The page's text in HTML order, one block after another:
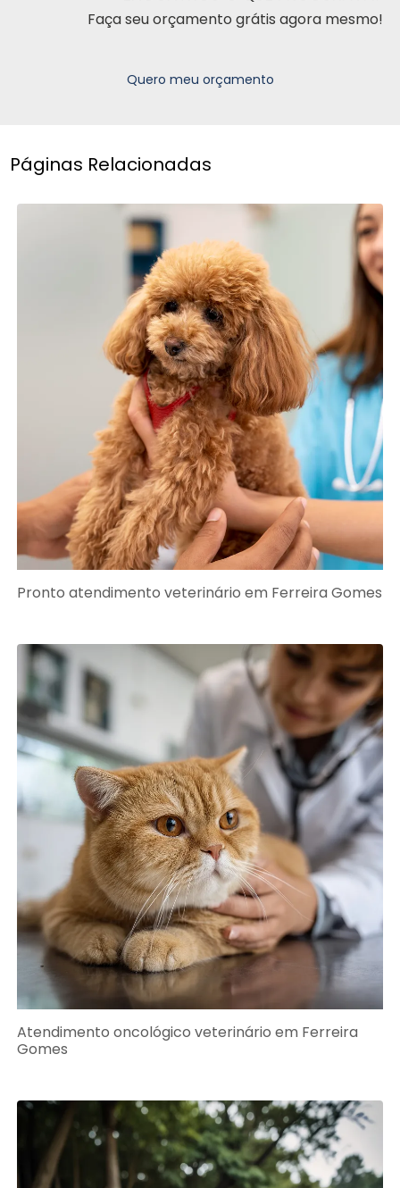
Faça seu orçamento grátis agora mesmo!
Quero meu orçamento
Páginas Relacionadas
Pronto atendimento veterinário em Ferreira Gomes
Atendimento oncológico veterinário em Ferreira
Gomes